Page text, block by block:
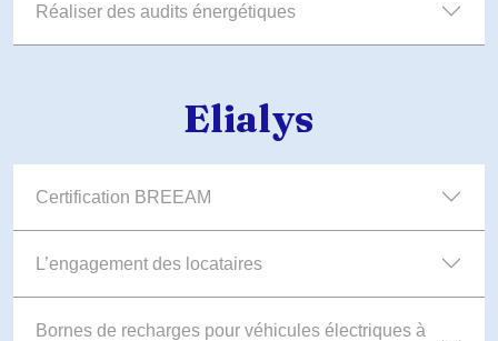
Réaliser des audits énergétiques
Elialys
Certification BREEAM
L’engagement des locataires
Bornes de recharges pour véhicules électriques à